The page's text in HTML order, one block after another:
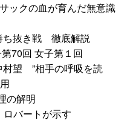
ックの血が育んだ無意識
ち抜き戦 徹底解説
70回 女子第１回
村望 ”相手の呼吸を読
の解明
バートが示す